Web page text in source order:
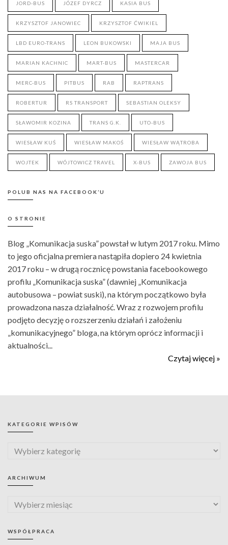
JORD-BUS JÓZEF DYRCZ KASIA BUS
KRZYSZTOF JANOWIEC KRZYSZTOF ĆWIKIEL
LBD EURO-TRANS LEON BUKOWSKI MAJA BUS
MARIAN KACHNIC MART-BUS MASTERCAR
MERC-BUS PITBUS RAB RAPTRANS
ROBERTUR RS TRANSPORT SEBASTIAN OLEKSY
SŁAWOMIR KOZINA TRANS G.K. UTO-BUS
WIESŁAW KUŚ WIESŁAW MAKOŚ WIESŁAW WĄTROBA
WOJTEK WÓJTOWICZ TRAVEL X-BUS ZAWOJA BUS
POLUB NAS NA FACEBOOK’U
O STRONIE
Blog „Komunikacja suska” powstał w lutym 2017 roku. Mimo
to jego oficjalna premiera nastąpiła dopiero 24 kwietnia
2017 roku – w drugą rocznicę powstania facebookowego
profilu „Komunikacja suska” (dawniej „Komunikacja
autobusowa – powiat suski), na którym początkowo była
prowadzona nasza działalność. Wraz z rozwojem profilu
podjęto decyzję o rozszerzeniu działań i założeniu
„komunikacyjnego” bloga, na którym oprócz informacji i
aktualności...
Czytaj więcej »
KATEGORIE WPISÓW
ARCHIWUM
WSPÓŁPRACA